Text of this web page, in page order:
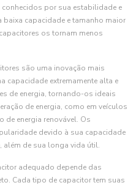
por sua estabilidade e
baixa capacidade e tamanho maior
os tornam menos
são uma inovação mais
capacidade extremamente alta e
de energia, tornando-os ideais
de energia, como em veículos
de energia renovável. Os
devido à sua capacidade
além de sua longa vida útil.
adequado depende das
Cada tipo de capacitor tem suas